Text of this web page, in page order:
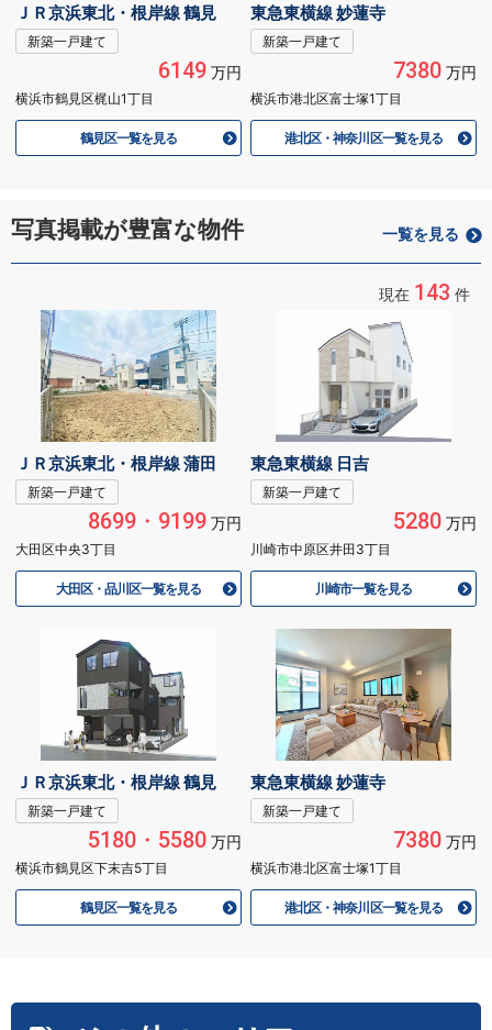
ＪＲ京浜東北・根岸線 鶴見
新築一戸建て
6149万円
横浜市鶴見区梶山1丁目
鶴見区一覧を見る
東急東横線 妙蓮寺
新築一戸建て
7380万円
横浜市港北区富士塚1丁目
港北区・神奈川区一覧を見る
写真掲載が豊富な物件 一覧を見る
現在 143 件
ＪＲ京浜東北・根岸線 蒲田
新築一戸建て
8699・9199万円
大田区中央3丁目
大田区・品川区一覧を見る
東急東横線 日吉
新築一戸建て
5280万円
川崎市中原区井田3丁目
川崎市一覧を見る
ＪＲ京浜東北・根岸線 鶴見
新築一戸建て
5180・5580万円
横浜市鶴見区下末吉5丁目
鶴見区一覧を見る
東急東横線 妙蓮寺
新築一戸建て
7380万円
横浜市港北区富士塚1丁目
港北区・神奈川区一覧を見る